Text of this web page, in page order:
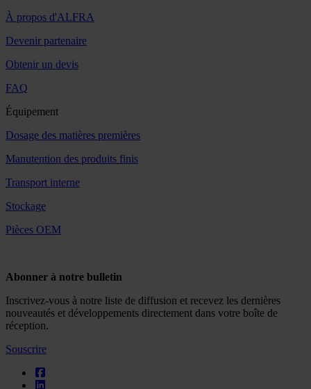
À propos d'ALFRA
Devenir partenaire
Obtenir un devis
FAQ
Équipement
Dosage des matières premières
Manutention des produits finis
Transport interne
Stockage
Pièces OEM
Abonner à notre bulletin
Inscrivez-vous à notre liste de diffusion et recevez les dernières
nouveautés et développements directement dans votre boîte de
réception.
Souscrire